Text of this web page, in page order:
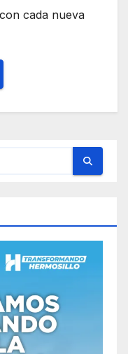
cada nueva